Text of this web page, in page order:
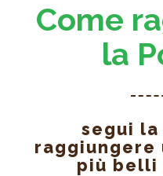
Come
la
segui la
raggiungere
più belli